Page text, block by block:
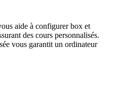
aide à configurer box et
des cours personnalisés.
vous garantit un ordinateur